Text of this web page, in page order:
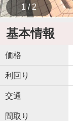
1 / 2
基本情報
価格
利回り
交通
間取り